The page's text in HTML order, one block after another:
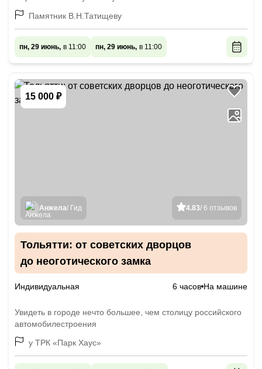
Памятник В.Н.Татищеву
пн, 29 июнь, в 11:00 пн, 29 июнь, в 11:00
15 000 ₽
4.83/ 6 отзывов
Анжела/ Гид
Тольятти: от советских дворцов
до неоготического замка
Индивидуальная 6 часов На машине
Увидеть в городе нечто большее, чем столицу российского
автомобилестроения
у ТРК «Парк Хаус»